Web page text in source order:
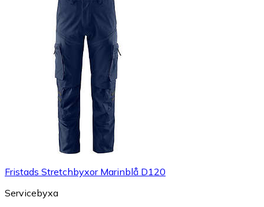
Fristads Stretchbyxor Marinblå D120
Servicebyxa